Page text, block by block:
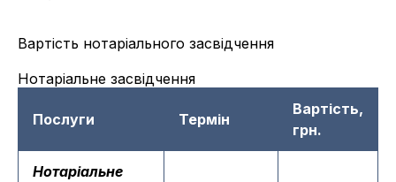
Вартість нотаріального засвідчення
Нотаріальне засвідчення
Послуги Термін
Вартість,
грн.
Нотаріальне